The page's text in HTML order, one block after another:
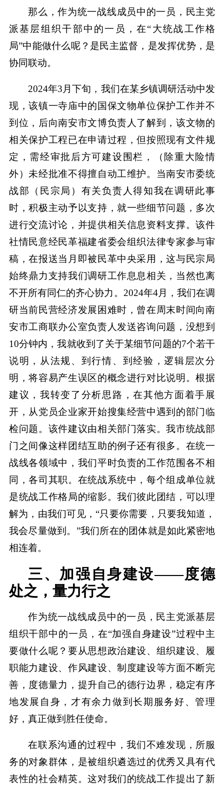
那么，作为统一战线成员中的一员，民主党
派基层组织干部中的一员，在“大统战工作格
局”中能做什么呢？是民主监督，是发挥优势，是
协同联动。
2024年3月下旬，我们在某乡镇调研活动中发
现，该镇一寺庙中的国保文物单位保护工作并不
到位，后向南安市文博负责人了解到，该文物的
相关保护工程已在申请过程，但按照现有文件规
定，需经审批后方可建设围栏，（除重大险情
外）未经批准不得擅自动工维护。当南安市委统
战部（民宗局）有关负责人得知我在调研此事
时，积极主动予以支持，就一些细节问题，多次
进行交流讨论，并提供相关信息资料支撑。该件
社情民意经民革福建省委会组织法律专家参与审
稿，在报送当月即被民革中央采用，这与民宗局
始终鼎力支持我们调研工作息息相关，当然也离
不开所有同仁的齐心协力。2024年4月，我们在调
研当前民营经济发展困难时，曾在周末时间向南
安市工商联办公室负责人发送咨询问题，没想到
10分钟内，我就收到了关于某细节问题的7个若干
说明，从法规、到行情、到经验，逻辑层次分
明，将容易产生误区的概念进行对比说明。根据
建议，我转变了分析思路，在其他方面着手展
开，从党员企业家开始搜集经营中遇到的部门临
检问题。该件建议由相关部门落实。我市统战部
门之间像这样团结互助的例子还有很多。在统一
战线各领域中，我们平时负责的工作范围各不相
同，各司其职。在统战系统中，每个组成单位就
是统战工作格局的缩影。我们彼此团结，可以理
解为，由我们可见，“只要你需要，只要我知道，
我会尽量做到。”我们所在的团体就是如此紧密地
相连着。
三、加强自身建设——度德
处之，量力行之
作为统一战线成员中的一员，民主党派基层
组织干部中的一员，在“加强自身建设”过程中主
要做什么呢？要从思想政治建设、组织建设、履
职能力建设、作风建设、制度建设等方面不断完
善，度德量力，提升自己的德行边界，稳定有序
地发展自身，才有余力做到长期服务好、管理
好，真正做到胜任使命。
在联系沟通的过程中，我们不难发现，所服
务的对象群体，是被组织遴选过的优秀又具有代
表性的社会精英。这对我们的统战工作提出了新